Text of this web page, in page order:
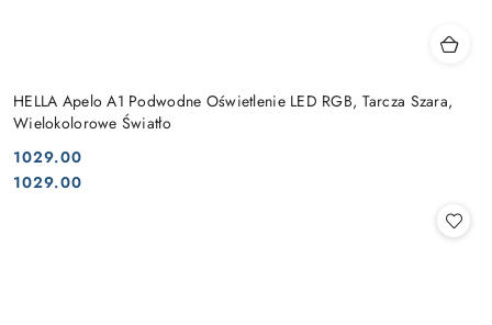
HELLA Apelo A1 Podwodne Oświetlenie LED RGB, Tarcza Szara,
Wielokolorowe Światło
Cena:
1029.00
Cena:
1029.00